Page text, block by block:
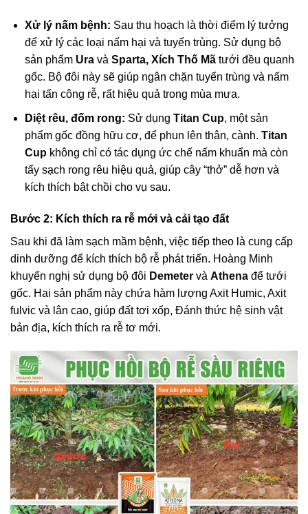
Xử lý nấm bệnh: Sau thu hoạch là thời điểm lý tưởng
để xử lý các loại nấm hại và tuyến trùng. Sử dụng bộ
sản phẩm Uravà Sparta, Xích Thố Mãtưới đều quanh
gốc. Bộ đôi này sẽ giúp ngân chặn tuyến trùng và nấm
hại tấn công rễ, rất hiệu quả trong mùa mưa.
Diệt rêu, đốm rong: Sử dụng Titan Cup, một sản
phẩm gốc đồng hữu cơ, để phun lên thân, cành. Titan
Cupkhông chỉ có tác dụng ức chế nấm khuẩn mà còn
tẩy sạch rong rêu hiệu quả, giúp cây “thở” dễ hơn và
kích thích bật chồi cho vụ sau.
Bước 2: Kích thích ra rễ mới và cải tạo đất
Sau khi đã làm sạch mầm bệnh, việc tiếp theo là cung cấp
dinh dưỡng để kích thích bộ rễ phát triển. Hoàng Minh
khuyến nghị sử dụng bộ đôi Demeter và Athena để tưới
gốc. Hai sản phẩm này chứa hàm lượng Axit Humic, Axit
fulvic và lân cao, giúp đất tơi xốp, Đánh thức hệ sinh vật
bản địa, kích thích ra rễ tơ mới.